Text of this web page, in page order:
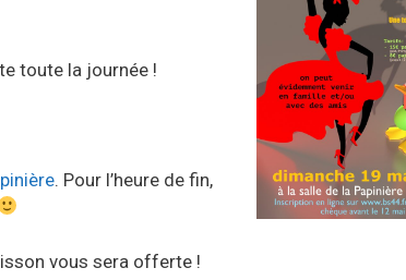
toute la journée !
. Pour l’heure de fin,
vous sera offerte !